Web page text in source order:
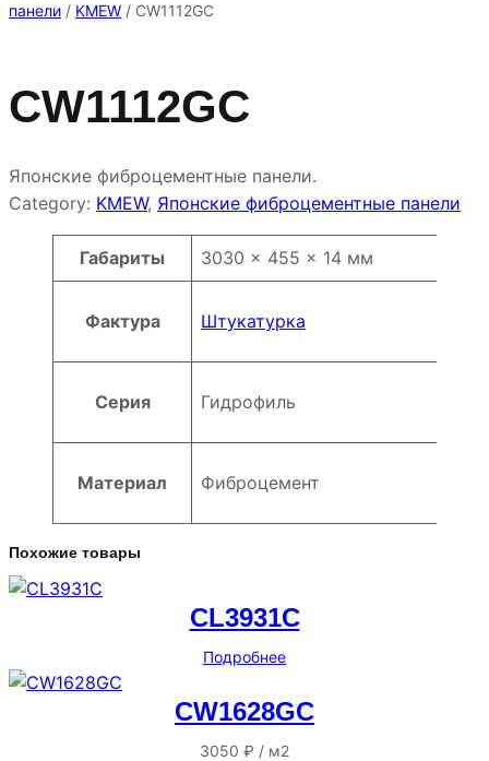
панели / KMEW / CW1112GC
CW1112GC
Японские фиброцементные панели.
Category: KMEW, Японские фиброцементные панели
Атрибуты Значение
Габариты 3030 × 455 × 14 мм
Фактура Штукатурка
Серия Гидрофиль
Материал Фиброцемент
Похожие товары
CL3931C
Подробнее
CW1628GC
3050 ₽ / м2